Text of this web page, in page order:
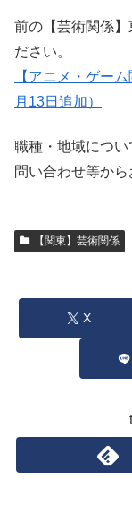
前の【芸術関係】
ださい。
【アニメ・ゲー
月13日追加）
職種・地域につ
問い合わせ等から
【関東】芸術関係
X